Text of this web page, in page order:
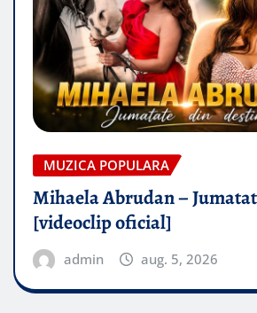
MUZICA POPULARA
Mihaela Abrudan –
[videoclip oficial]
admin aug. 5, 2026